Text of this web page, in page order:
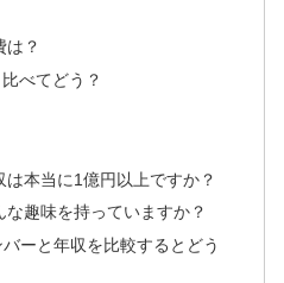
は？
べてどう？
本当に1億円以上ですか？
趣味を持っていますか？
ーと年収を比較するとどう